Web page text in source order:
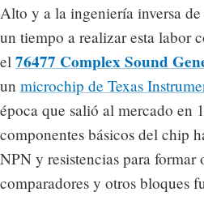
Alto y a la ingeniería inversa
un tiempo a realizar esta labor
el 76477 Complex Sound
un microchip de Texas
época que salió al mercado en
componentes básicos del chip
NPN y resistencias para formar
comparadores y otros bloques